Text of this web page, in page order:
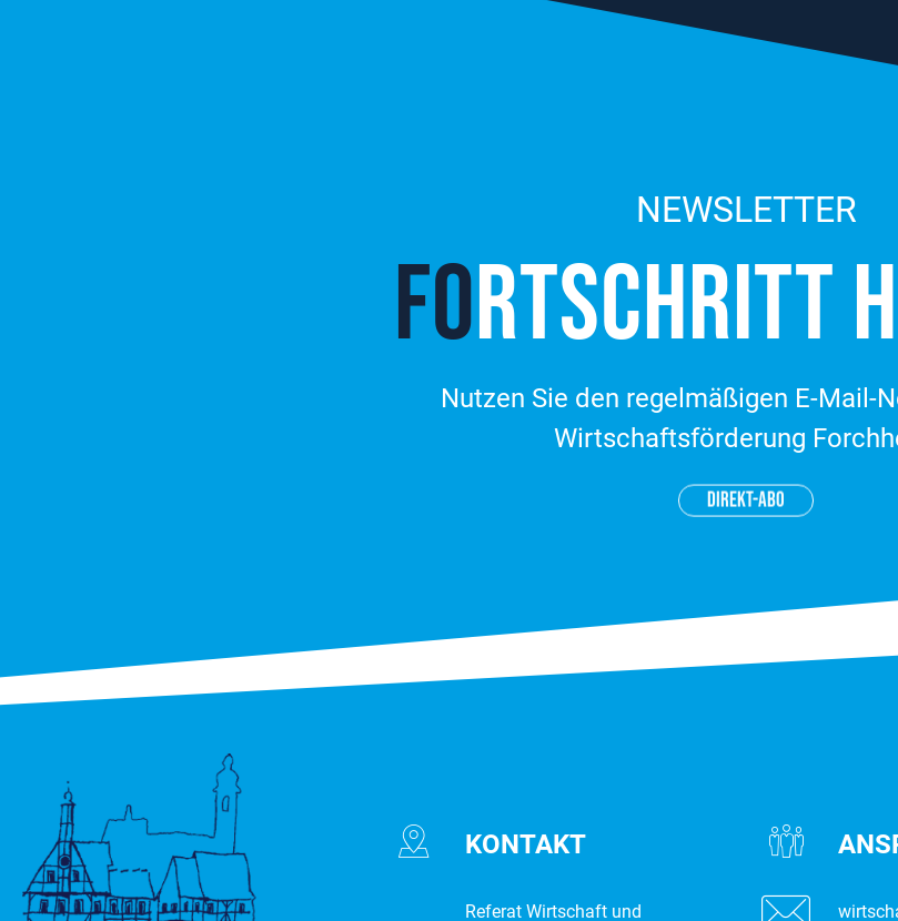
NEWSLETTER
FORT­SCHRITT
Nutzen Sie den regelmäßigen E-Mail-
Wirtschaftsförderung
DIREKT-ABO
KONTAKT
Referat Wirtschaft und